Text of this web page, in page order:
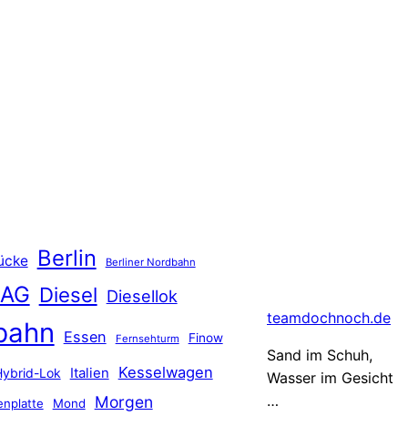
Berlin Berliner Nordbahn
Diesel Diesellok
Essen Fernsehturm Finow
Lok Italien Kesselwagen
Mond Morgen
teamdochnoch.de
Sand im Schuh,
Wasser im Gesicht
…